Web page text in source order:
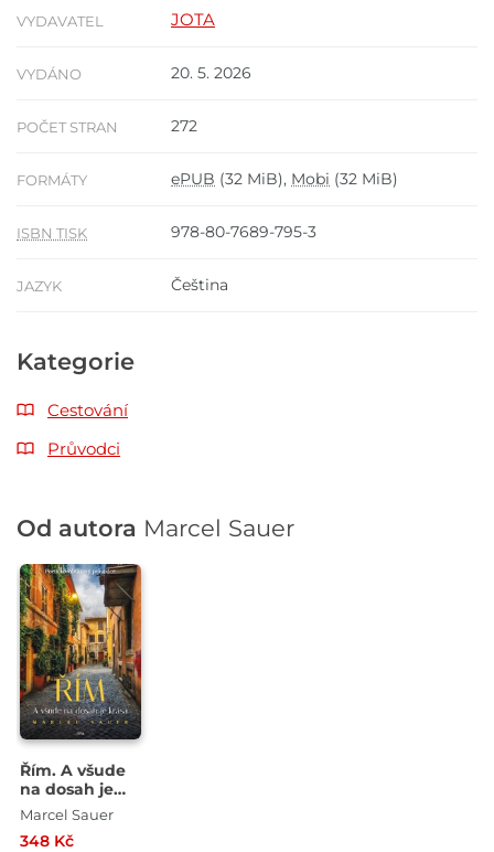
VYDAVATEL JOTA
VYDÁNO 20. 5. 2026
POČET STRAN 272
FORMÁTY ePUB (32 MiB), Mobi (32 MiB)
ISBN TISK 978-80-7689-795-3
JAZYK Čeština
Kategorie
Cestování
Průvodci
Od autora Marcel Sauer
Řím. A všude
na dosah je
krása
Marcel Sauer
348 Kč